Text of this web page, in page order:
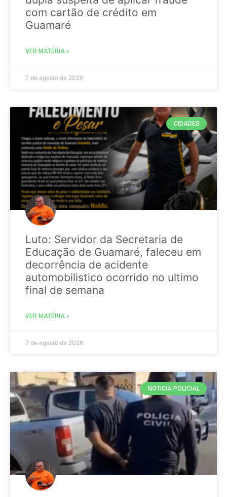
com cartão de crédito em
Guamaré
VER MATÉRIA »
7 de agosto de 2026
CIDADES
Luto: Servidor da Secretaria de
Educação de Guamaré, faleceu em
decorrência de acidente
automobilistico ocorrido no ultimo
final de semana
VER MATÉRIA »
7 de agosto de 2026
NOTICIA POLICIAL